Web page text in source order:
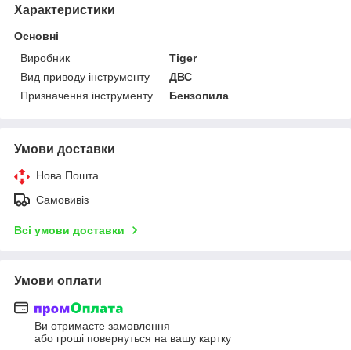
Характеристики
Основні
Виробник
Tiger
Вид приводу інструменту
ДВС
Призначення інструменту
Бензопила
Умови доставки
Нова Пошта
Самовивіз
Всі умови доставки
Умови оплати
Ви отримаєте замовлення
або гроші повернуться на вашу картку